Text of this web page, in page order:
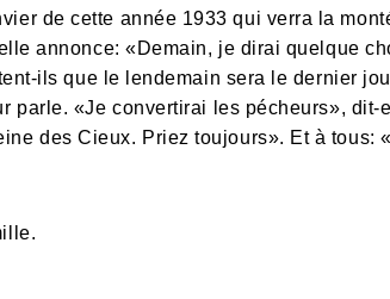
de cette année 1933 qui verra la
annonce: «Demain, je dirai quelque
ils que le lendemain sera le dernier
parle. «Je convertirai les pécheurs», dit-
des Cieux. Priez toujours». Et à tous: